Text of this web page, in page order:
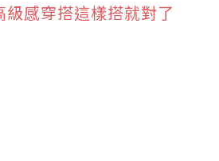
級感穿搭這樣搭就對了